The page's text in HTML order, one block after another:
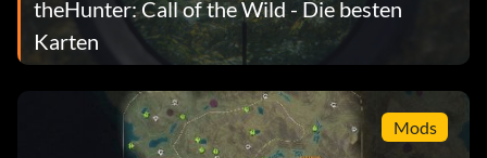
theHunter: Call of the Wild - Die besten
Karten
Mods